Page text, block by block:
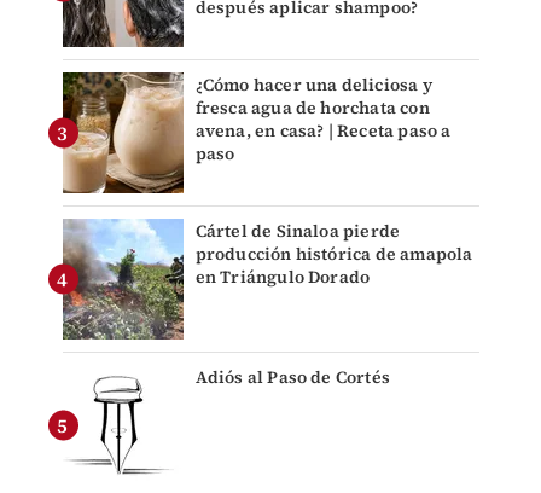
después aplicar shampoo?
¿Cómo hacer una deliciosa y
fresca agua de horchata con
avena, en casa? | Receta paso a
paso
Cártel de Sinaloa pierde
producción histórica de amapola
en Triángulo Dorado
Adiós al Paso de Cortés